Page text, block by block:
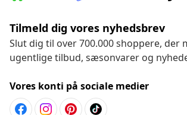
Tilmeld dig vores nyhedsbrev
Slut dig til over 700.000 shoppere, der
ugentlige tilbud, sæsonvarer og
Vores konti på sociale medier